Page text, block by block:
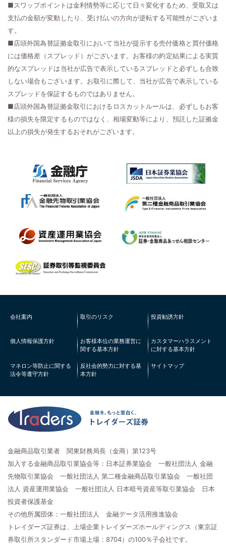
■スワップポイントは金利情勢等に応じて日々変化するため、受取又は
支払の金額が変動したり、受け払いの方向が逆転する可能性がございま
す。
■店頭外国為替証拠金取引において当社が提示する売付価格と買付価格
には価格差（スプレッド）がございます。お客様の約定結果による実質
的なスプレッドは当社が広告で表示しているスプレッドと必ずしも合致
しない場合もございます。お取引に際して、当社が広告で表示している
スプレッドを保証するものではありません。
■店頭外国為替証拠金取引におけるロスカットルールは、必ずしもお客
様の損失を限定するものではなく、相場変動等により、預託した証拠金
以上の損失が発生するおそれがございます。
会社案内 取引のリスク 投資勧誘方針
個人情報保護方針
お客様本位の業務運営に
関する基本方針
カスタマーハラスメント
に対する基本方針
マネロン等防止に関する
法令等遵守方針
反社会的勢力に対する基
本方針
サイトマップ
金融商品取引業者 関東財務局長（金商）第123号
加入する金融商品取引業協会等：日本証券業協会 一般社団法人 金融
先物取引業協会 一般社団法人 第二種金融商品取引業協会 一般社団
法人 資産運用業協会 一般社団法人 日本暗号資産等取引業協会 日本
投資者保護基金
その他所属団体：一般社団法人 金融データ活用推進協会
トレイダーズ証券は、上場企業トレイダーズホールディングス（東京証
券取引所スタンダード市場上場：8704）の100％子会社です。